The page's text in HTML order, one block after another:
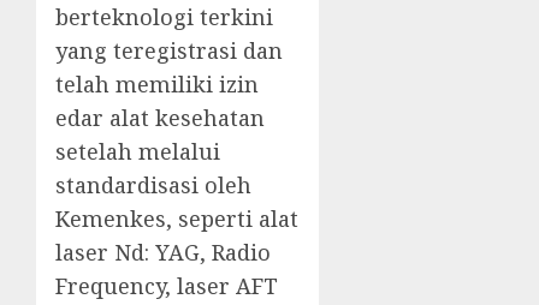
berteknologi terkini
yang teregistrasi dan
telah memiliki izin
edar alat kesehatan
setelah melalui
standardisasi oleh
Kemenkes, seperti alat
laser Nd: YAG, Radio
Frequency, laser AFT